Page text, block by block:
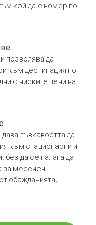
кой да е номер по
позволява да
към дестинация по
с ниските цени на
гъвкавостта да
към стационарни и
без да се налага да
за месечен
обажданията,